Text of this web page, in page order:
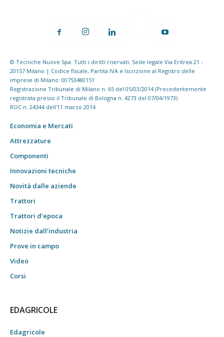
© Tecniche Nuove Spa. Tutti i diritti riservati. Sede legale Via Eritrea 21 -
20157 Milano | Codice fiscale, Partita IVA e Iscrizione al Registro delle
imprese di Milano: 00753480151
Registrazione Tribunale di Milano n. 65 del 05/03/2014 (Precedentemente
registrata presso il Tribunale di Bologna n. 4273 del 07/04/1973)
ROC n. 24344 dell'11 marzo 2014
Economia e Mercati
Attrezzature
Componenti
Innovazioni tecniche
Novità dalle aziende
Trattori
Trattori d’epoca
Notizie dall’industria
Prove in campo
Video
Corsi
EDAGRICOLE
Edagricole